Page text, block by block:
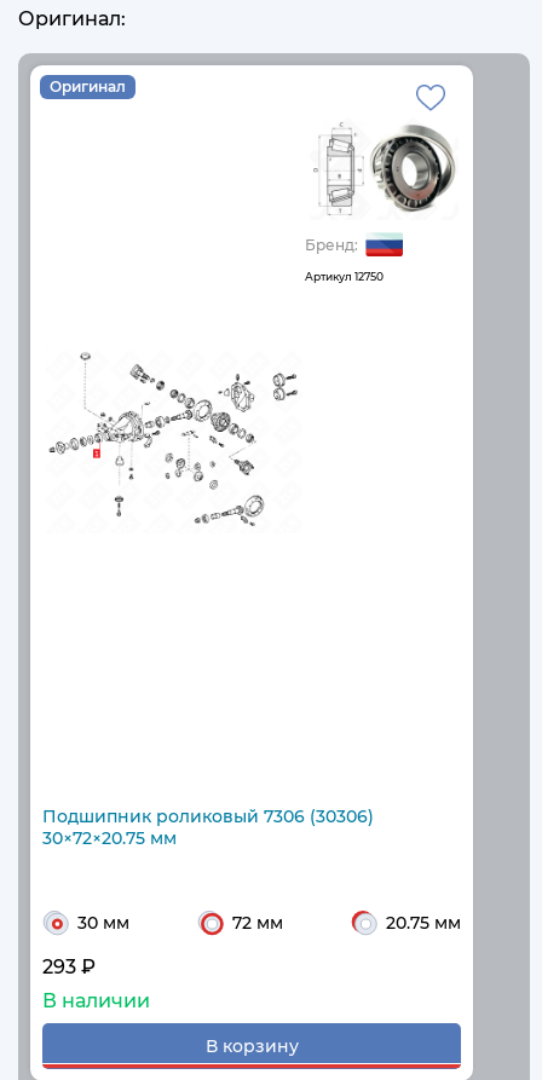
Оригинал:
Оригинал
Бренд:
Артикул 12750
Подшипник роликовый 7306 (30306)
30×72×20.75 мм
30 мм 72 мм 20.75 мм
293 ₽
В наличии
В корзину